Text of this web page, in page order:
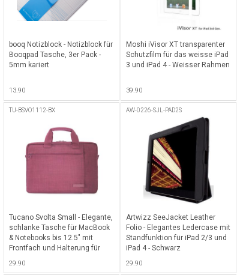
booq Notizblock - Notizblock für
Booqpad Tasche, 3er Pack -
5mm kariert
13.90
Moshi iVisor XT transparenter
Schutzfilm für das weisse iPad
3 und iPad 4 - Weisser Rahmen
39.90
TU-BSVO1112-BX
Tucano Svolta Small - Elegante,
schlanke Tasche für MacBook
& Notebooks bis 12.5" mit
Frontfach und Halterung für
29.90
AW-0226-SJL-PAD2S
Artwizz SeeJacket Leather
Folio - Elegantes Ledercase mit
Standfunktion für iPad 2/3 und
iPad 4 - Schwarz
29.90